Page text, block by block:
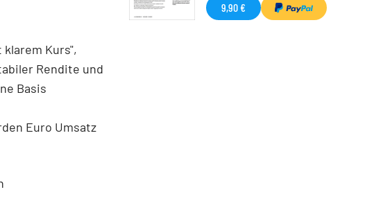
Kurs",
Rendite und
Basis
Euro Umsatz
9,90 €